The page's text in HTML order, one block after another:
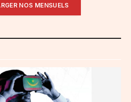
NOS MENSUELS